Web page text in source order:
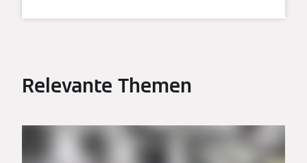
Relevante Themen